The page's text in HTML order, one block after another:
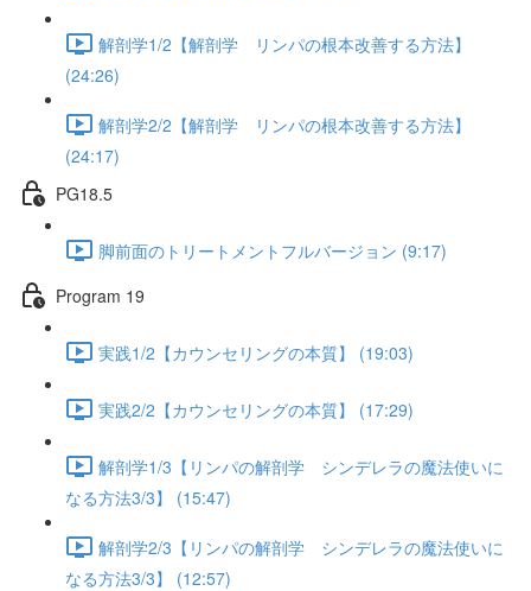
解剖学1/2【解剖学 リンパの根本改善する方法】
(24:26)
解剖学2/2【解剖学 リンパの根本改善する方法】
(24:17)
PG18.5
脚前面のトリートメントフルバージョン (9:17)
Program 19
実践1/2【カウンセリングの本質】 (19:03)
実践2/2【カウンセリングの本質】 (17:29)
解剖学1/3【リンパの解剖学 シンデレラの魔法使いに
なる方法3/3】 (15:47)
解剖学2/3【リンパの解剖学 シンデレラの魔法使いに
なる方法3/3】 (12:57)